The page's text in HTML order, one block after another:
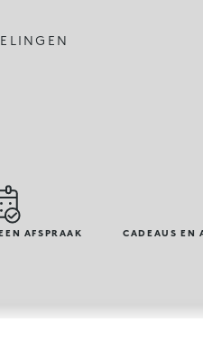
AFSPRAAK CADEAUS EN